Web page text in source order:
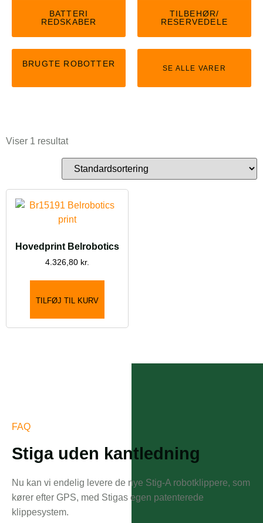
BATTERI
REDSKABER
TILBEHØR/
RESERVEDELE
BRUGTE ROBOTTER SE ALLE VARER
Viser 1 resultat
Hovedprint Belrobotics
4.326,80 kr.
TILFØJ TIL KURV
FAQ
Stiga uden kantledning
Nu kan vi endelig levere de nye Stig-A robotklippere, som
kører efter GPS, med Stigas egen patenterede
klippesystem.